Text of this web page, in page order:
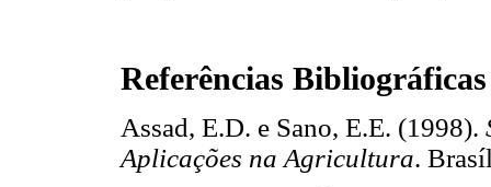
Referências Bibliográficas
Assad, E.D. e Sano, E.E. (1998).
Aplicações na Agricultura.